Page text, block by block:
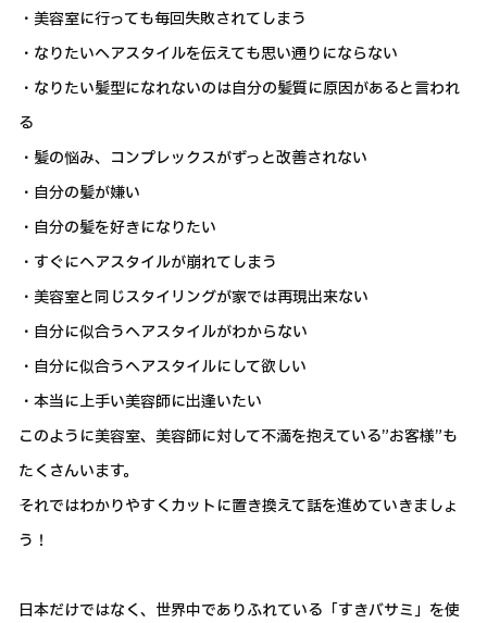
・美容室に行っても毎回失敗されてしまう
・なりたいヘアスタイルを伝えても思い通りにならない
・なりたい髪型になれないのは自分の髪質に原因があると言われ
る
・髪の悩み、コンプレックスがずっと改善されない
・自分の髪が嫌い
・自分の髪を好きになりたい
・すぐにヘアスタイルが崩れてしまう
・美容室と同じスタイリングが家では再現出来ない
・自分に似合うヘアスタイルがわからない
・自分に似合うヘアスタイルにして欲しい
・本当に上手い美容師に出逢いたい
このように美容室、美容師に対して不満を抱えている”お客様”も
たくさんいます。
それではわかりやすくカットに置き換えて話を進めていきましょ
う！
日本だけではなく、世界中でありふれている「すきバサミ」を使